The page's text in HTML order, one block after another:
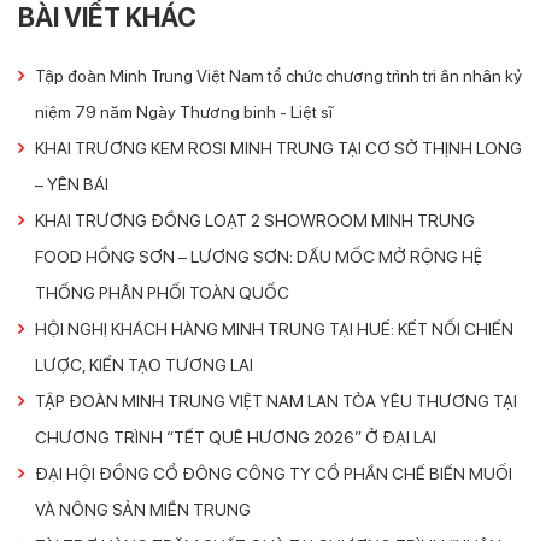
BÀI VIẾT KHÁC
Tập đoàn Minh Trung Việt Nam tổ chức chương trình tri ân nhân kỷ
niệm 79 năm Ngày Thương binh - Liệt sĩ
KHAI TRƯƠNG KEM ROSI MINH TRUNG TẠI CƠ SỞ THỊNH LONG
– YÊN BÁI
KHAI TRƯƠNG ĐỒNG LOẠT 2 SHOWROOM MINH TRUNG
FOOD HỒNG SƠN – LƯƠNG SƠN: DẤU MỐC MỞ RỘNG HỆ
THỐNG PHÂN PHỐI TOÀN QUỐC
HỘI NGHỊ KHÁCH HÀNG MINH TRUNG TẠI HUẾ: KẾT NỐI CHIẾN
LƯỢC, KIẾN TẠO TƯƠNG LAI
TẬP ĐOÀN MINH TRUNG VIỆT NAM LAN TỎA YÊU THƯƠNG TẠI
CHƯƠNG TRÌNH “TẾT QUÊ HƯƠNG 2026” Ở ĐẠI LAI
ĐẠI HỘI ĐỒNG CỔ ĐÔNG CÔNG TY CỔ PHẦN CHẾ BIẾN MUỐI
VÀ NÔNG SẢN MIỀN TRUNG